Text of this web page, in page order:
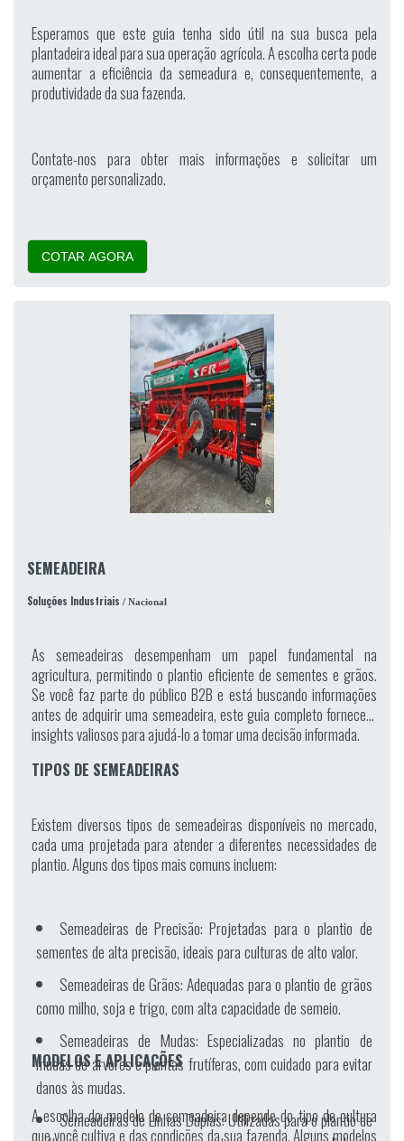
Esperamos que este guia tenha sido útil na sua busca pela
plantadeira ideal para sua operação agrícola. A escolha certa pode
aumentar a eficiência da semeadura e, consequentemente, a
produtividade da sua fazenda.
Contate-nos para obter mais informações e solicitar um
orçamento personalizado.
COTAR AGORA
SEMEADEIRA
Soluções Industriais / Nacional
As semeadeiras desempenham um papel fundamental na
agricultura, permitindo o plantio eficiente de sementes e grãos.
Se você faz parte do público B2B e está buscando informações
antes de adquirir uma semeadeira, este guia completo fornecerá
insights valiosos para ajudá-lo a tomar uma decisão informada.
TIPOS DE SEMEADEIRAS
Existem diversos tipos de semeadeiras disponíveis no mercado,
cada uma projetada para atender a diferentes necessidades de
plantio. Alguns dos tipos mais comuns incluem:
Semeadeiras de Precisão: Projetadas para o plantio de
sementes de alta precisão, ideais para culturas de alto valor.
Semeadeiras de Grãos:Adequadas para o plantio de grãos
como milho, soja e trigo, com alta capacidade de semeio.
Semeadeiras de Mudas: Especializadas no plantio de
mudas de árvores e plantas frutíferas, com cuidado para evitar
danos às mudas.
Semeadeiras de Linhas Duplas:Utilizadas para o plantio de
MODELOS E APLICAÇÕES
A escolha do modelo de semeadeira depende do tipo de cultura
que você cultiva e das condições da sua fazenda. Alguns modelos